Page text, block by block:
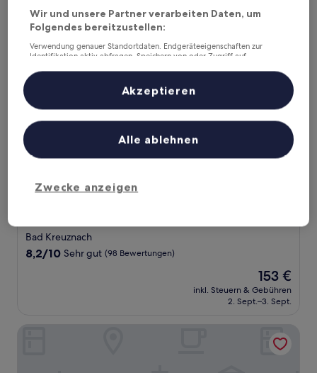
Bewertungen)
114 €
Sterne-
Unterkunft
Bad Kreuznach
8.2
Bewertungen)
8,2/10 Sehr gut (98 Bewertungen)
Der
Preis
beträgt
153 €
inkl. Steuern & Gebühren
2. Sept.–3. Sept.
Parkhotel Kurhaus
Wir und unsere Partner verarbeiten Daten, um
Folgendes bereitzustellen:
Verwendung genauer Standortdaten. Endgeräteeigenschaften zur
Identifikation aktiv abfragen. Speichern von oder Zugriff auf
Inhalte, Messung von Werbeleistung und der Performance von Inhalten,
Zielgruppenforschung sowie Entwicklung und Verbesserung von
Liste der Partner (Lieferanten)
Zwecke anzeigen
Alle ablehnen
Akzeptieren